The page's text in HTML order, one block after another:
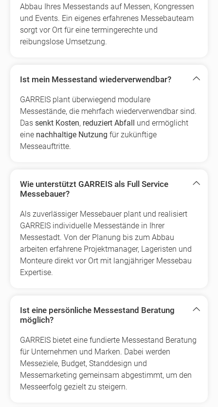
Abbau Ihres Messestands auf Messen, Kongressen
und Events. Ein eigenes erfahrenes Messebauteam
sorgt vor Ort für eine termingerechte und
reibungslose Umsetzung.
Ist mein Messestand wiederverwendbar?
GARREIS plant überwiegend modulare
Messestände, die mehrfach wiederverwendbar sind.
Das senkt Kosten, reduziert Abfall und ermöglicht
eine nachhaltige Nutzung für zukünftige
Messeauftritte.
Wie unterstützt GARREIS als Full Service
Messebauer?
Als zuverlässiger Messebauer plant und realisiert
GARREIS individuelle Messestände in Ihrer
Messestadt. Von der Planung bis zum Abbau
arbeiten erfahrene Projektmanager, Lageristen und
Monteure direkt vor Ort mit langjähriger Messebau
Expertise.
Ist eine persönliche Messestand Beratung
möglich?
GARREIS bietet eine fundierte Messestand Beratung
für Unternehmen und Marken. Dabei werden
Messeziele, Budget, Standdesign und
Messemarketing gemeinsam abgestimmt, um den
Messeerfolg gezielt zu steigern.